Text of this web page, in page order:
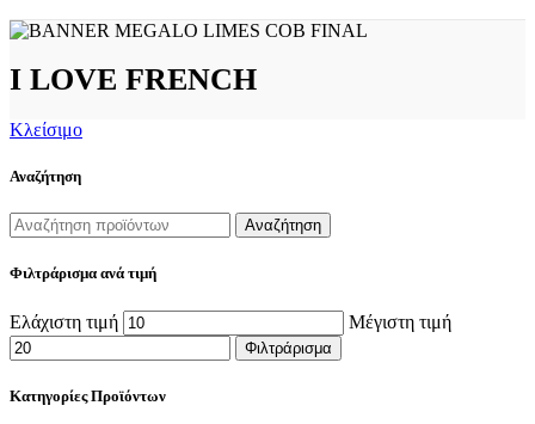
I LOVE FRENCH
Κλείσιμο
Αναζήτηση
Αναζήτηση
Φιλτράρισμα ανά τιμή
Ελάχιστη τιμή Μέγιστη τιμή
Φιλτράρισμα
Κατηγορίες Προϊόντων